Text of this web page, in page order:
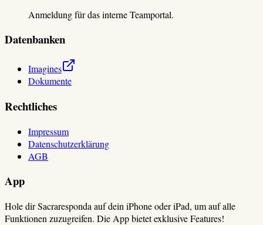
Anmeldung für das interne Teamportal.
Datenbanken
Imagines
Dokumente
Rechtliches
Impressum
Datenschutzerklärung
AGB
App
Hole dir Sacraresponda auf dein iPhone oder iPad, um auf alle
Funktionen zuzugreifen. Die App bietet exklusive Features!